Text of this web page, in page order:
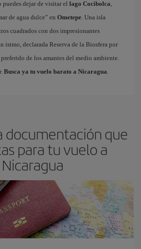
puedes dejar de visitar el lago Cocibolca
de agua dulce” en Ometepe . Una isla
cuadrados con dos impresionantes
istmo, declarada Reserva de la Biosfera por
de los amantes del medio ambiente.
Busca ya tu vuelo barato a Nicaragua
documentación que
para tu vuelo a
Nicaragua